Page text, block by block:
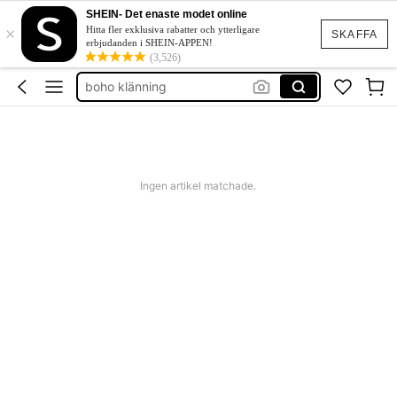
SKAFFA
×
SHEIN- Det enaste modet online
Hitta fler exklusiva rabatter och ytterligare
erbjudanden i SHEIN-APPEN!
(3,526)
western outfit women
squishies
festklänning bröllop
boho klänning
Ingen artikel matchade.